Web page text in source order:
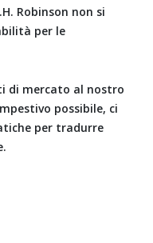
Robinson non si
per le
di mercato al nostro
possibile, ci
per tradurre